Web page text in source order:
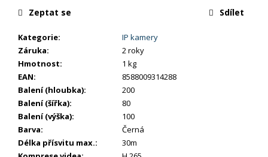
Kategorie:
IP kamery
Záruka:
2 roky
Hmotnost:
1 kg
EAN:
8588009314288
Balení (hloubka):
200
Balení (šířka):
80
Balení (výška):
100
Barva:
Černá
Délka přísvitu max.:
30m
Zeptat se Sdílet